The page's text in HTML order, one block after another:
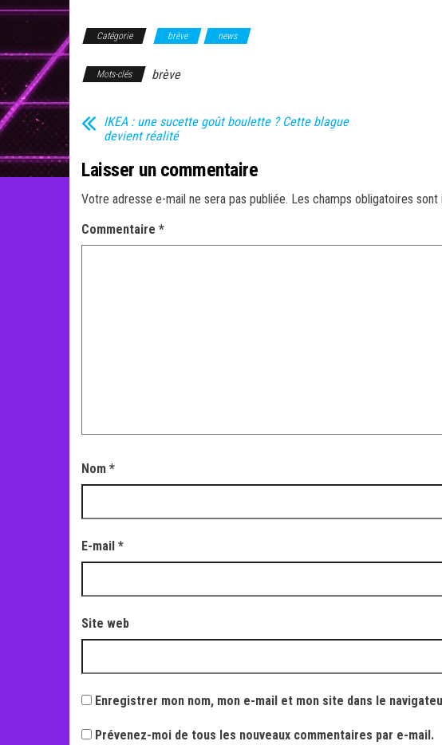
Catégorie brève news
Mots-clés brève
IKEA : une sucette goût boulette ? Cette blague
devient réalité
Laisser un commentaire
Votre adresse e-mail ne sera pas publiée. Les champs obligatoires sont
Commentaire *
Nom *
E-mail *
Site web
Enregistrer mon nom, mon e-mail et mon site dans le
Prévenez-moi de tous les nouveaux commentaires par e-mail.